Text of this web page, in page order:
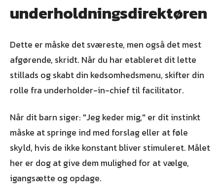
underholdningsdirektøren
Dette er måske det sværeste, men også det mest
afgørende, skridt. Når du har etableret dit lette
stillads og skabt din kedsomhedsmenu, skifter din
rolle fra underholder-in-chief til facilitator.
Når dit barn siger: "Jeg keder mig," er dit instinkt
måske at springe ind med forslag eller at føle
skyld, hvis de ikke konstant bliver stimuleret. Målet
her er dog at give dem mulighed for at vælge,
igangsætte og opdage.